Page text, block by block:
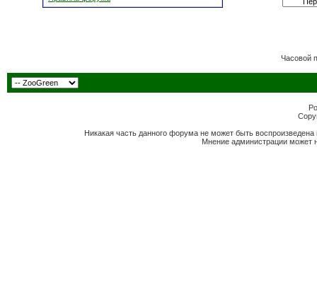
Часовой
Никакая часть данного форума не может быть
Мнение администрации может